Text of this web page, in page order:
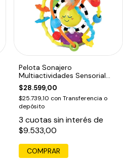
Pelota Sonajero
Multiactividades Sensorial
Bebe Prono Espejo Multicolor
$28.599,00
$25.739,10 con Transferencia o
depósito
3 cuotas sin interés de
$9.533,00